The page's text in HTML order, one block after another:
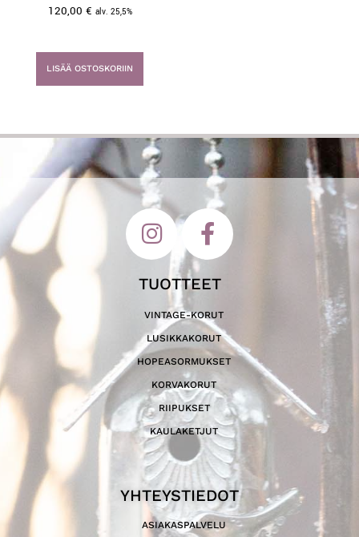
120,00 € alv. 25,5%
LISÄÄ OSTOSKORIIN
TUOTTEET
VINTAGE-KORUT
LUSIKKAKORUT
HOPEASORMUKSET
KORVAKORUT
RIIPUKSET
KAULAKETJUT
YHTEYSTIEDOT
ASIAKASPALVELU